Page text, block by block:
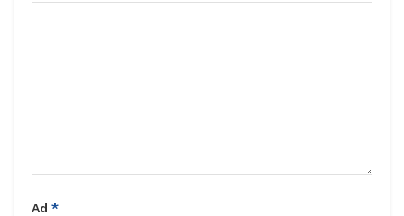
Ad *